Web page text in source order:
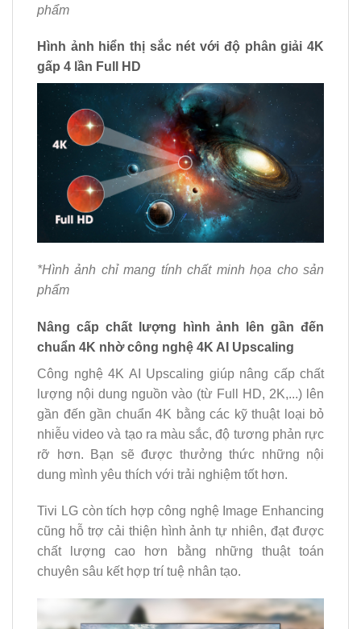
phẩm
Hình ảnh hiển thị sắc nét với độ phân giải 4K
gấp 4 lần Full HD
*Hình ảnh chỉ mang tính chất minh họa cho sản
phẩm
Nâng cấp chất lượng hình ảnh lên gần đến
chuẩn 4K nhờ công nghệ 4K AI Upscaling
Công nghệ 4K AI Upscaling giúp nâng cấp chất
lượng nội dung nguồn vào (từ Full HD, 2K,...) lên
gần đến gần chuẩn 4K bằng các kỹ thuật loại bỏ
nhiễu video và tạo ra màu sắc, độ tương phản rực
rỡ hơn. Bạn sẽ được thưởng thức những nội
dung mình yêu thích với trải nghiệm tốt hơn.
Tivi LG còn tích hợp công nghệ Image Enhancing
cũng hỗ trợ cải thiện hình ảnh tự nhiên, đạt được
chất lượng cao hơn bằng những thuật toán
chuyên sâu kết hợp trí tuệ nhân tạo.